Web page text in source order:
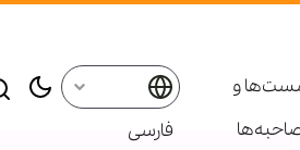
و
فارسی